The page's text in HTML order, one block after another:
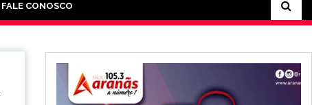
FALE CONOSCO